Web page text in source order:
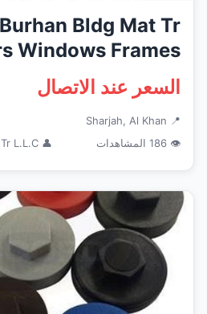
Bldg Mat Tr
Windows Frames
السعر عند الاتصال
📍 Sharjah, Al Khan
👁 186 المشاهدات
👤 Noor Al Burhan Bldg Mat Tr L.L.C